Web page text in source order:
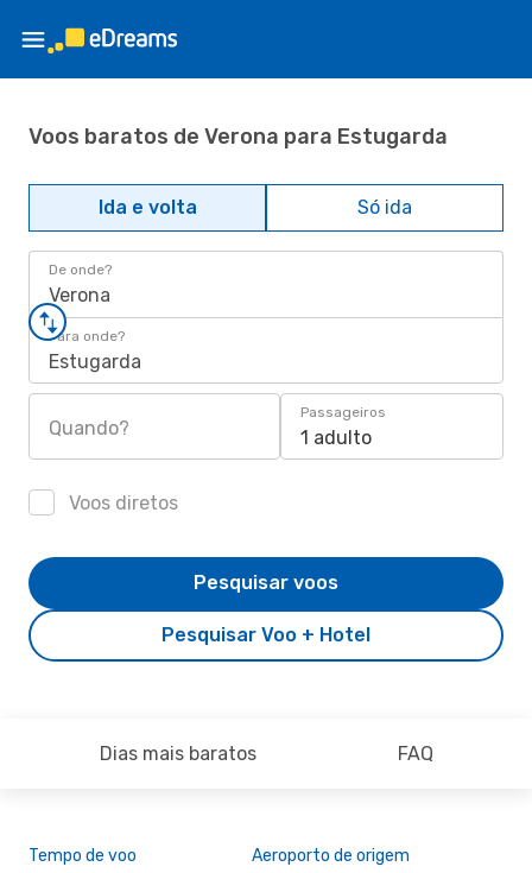
Voos baratos de Verona para Estugarda
Ida e volta Só ida
De onde?
Verona
Para onde?
Estugarda
Quando?
Passageiros
1 adulto
Voos diretos
Pesquisar Voo + Hotel
Pesquisar voos
Dias mais baratos FAQ
Tempo de voo Aeroporto de origem